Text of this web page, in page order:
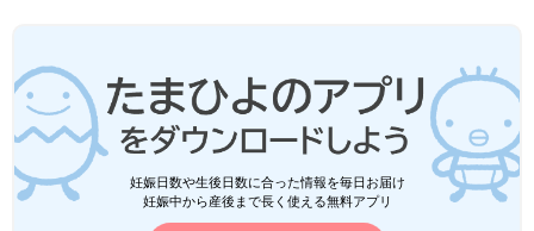
妊娠日数や生後日数に合った情報を毎日お届け
妊娠中から産後まで長く使える無料アプリ